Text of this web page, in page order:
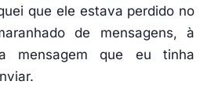
que ele estava perdido no
de mensagens, à
mensagem que eu tinha